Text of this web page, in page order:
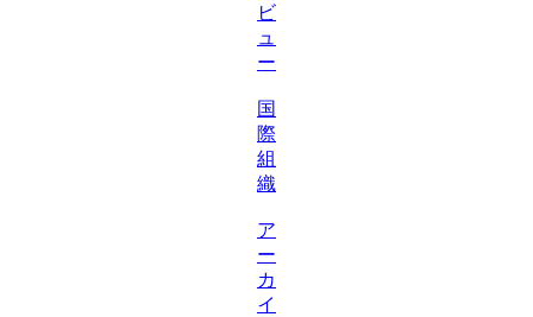
ビ
ュ
ー
国
際
組
織
ア
ー
カ
イ